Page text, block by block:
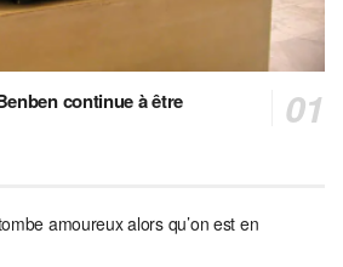
continue à être
amoureux alors qu’on est en